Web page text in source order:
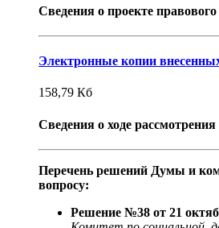
Сведения о проекте правового
Электронные копии
158,79 Кб
Сведения о ходе рассмотрения
Перечень решений Думы и
вопросу:
Решение №38 от 21